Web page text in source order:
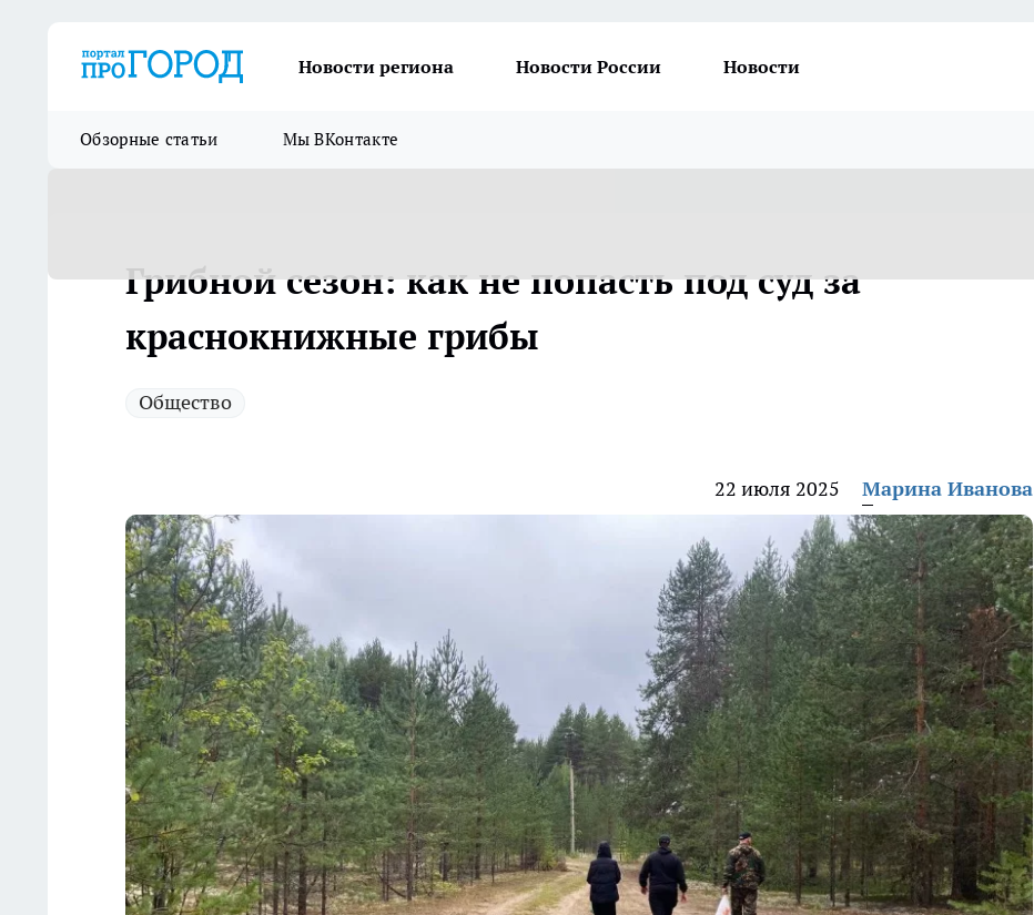
Новости региона Новости России Новости
Обзорные статьи Мы ВКонтакте
Грибной сезон: как не попасть под суд за
краснокнижные грибы
Общество
22 июля 2025 Марина Иванова